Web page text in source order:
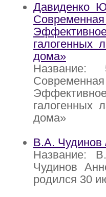
Давиденко
галогенных
дома»
Название:
галогенных
дома»
В.А. Чудинов
Название:
Чудинов
родился 30